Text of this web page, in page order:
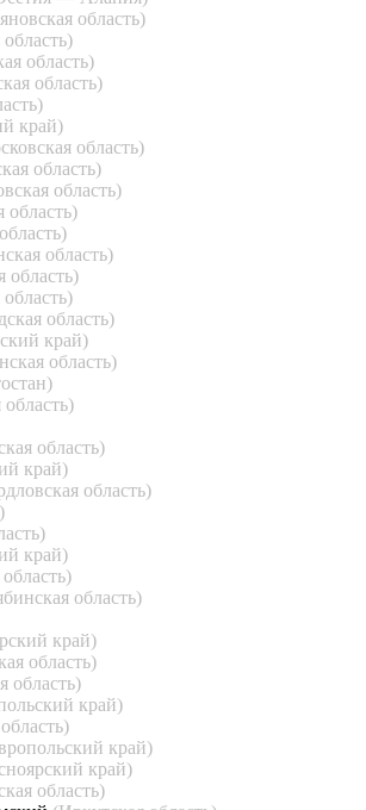
область)
область)
область)
край)
область)
область)
область)
область)
область)
область)
область)
край)
область)
область)
область)
край)
область)
край)
область)
край)
область)
область)
край)
край)
край)
область)